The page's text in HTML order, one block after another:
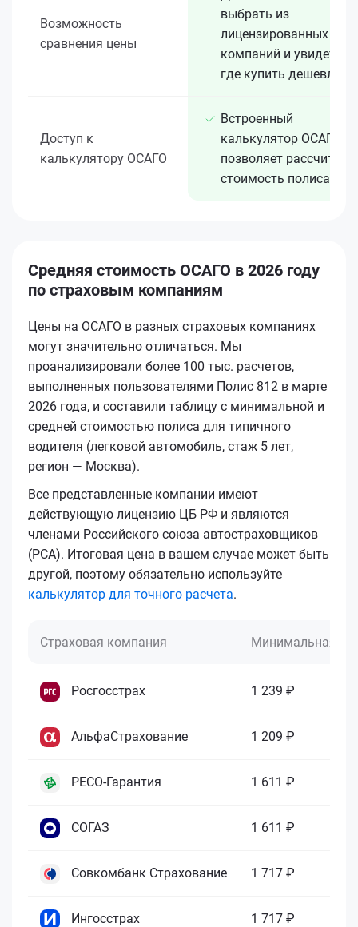
Возможность
сравнения цены
выбрать из
лицензированных 15+
компаний и увидеть,
где купить дешевле
Доступ к
калькулятору ОСАГО
Встроенный
калькулятор ОСАГО
позволяет рассчитать
стоимость полиса
Средняя стоимость ОСАГО в 2026 году
по страховым компаниям
Цены на ОСАГО в разных страховых компаниях
могут значительно отличаться. Мы
проанализировали более 100 тыс. расчетов,
выполненных пользователями Полис 812 в марте
2026 года, и составили таблицу с минимальной и
средней стоимостью полиса для типичного
водителя (легковой автомобиль, стаж 5 лет,
регион — Москва).
Все представленные компании имеют
действующую лицензию ЦБ РФ и являются
членами Российского союза автостраховщиков
(РСА). Итоговая цена в вашем случае может быть
другой, поэтому обязательно используйте
калькулятор для точного расчета.
Страховая компания Минимальная
Росгосстрах 1 239 ₽
АльфаСтрахование 1 209 ₽
РЕСО-Гарантия 1 611 ₽
СОГАЗ 1 611 ₽
Совкомбанк Страхование 1 717 ₽
Ингосстрах 1 717 ₽